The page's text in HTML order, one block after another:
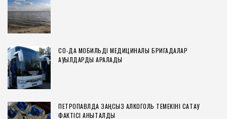
СҚО-ДА МОБИЛЬДІ МЕДИЦИНАЛЫҚ БРИГАДАЛАР
АУЫЛДАРДЫ АРАЛАДЫ
ПЕТРОПАВЛДА ЗАҢСЫЗ АЛКОГОЛЬ ТЕМЕКІНІ САҚТАУ
ФАКТІСІ АНЫҚТАЛДЫ